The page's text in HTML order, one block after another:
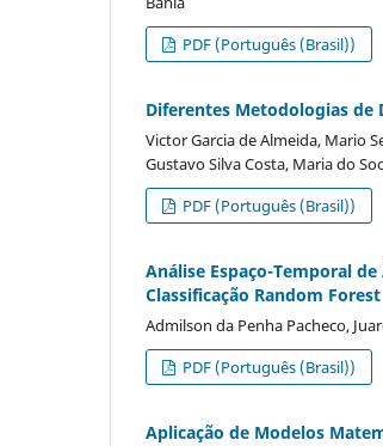
PDF (Português (Brasil))
Diferentes Metodologias de
Victor Garcia de Almeida, Mario
Gustavo Silva Costa, Maria do
PDF (Português (Brasil))
Análise Espaço-Temporal
Classificação Random Forest
Admilson da Penha Pacheco,
PDF (Português (Brasil))
Aplicação de Modelos